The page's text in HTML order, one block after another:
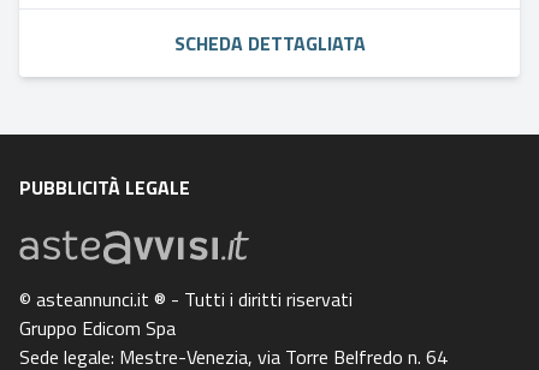
SCHEDA DETTAGLIATA
PUBBLICITÀ LEGALE
© asteannunci.it ® - Tutti i diritti riservati
Gruppo Edicom Spa
Sede legale: Mestre-Venezia, via Torre Belfredo n. 64